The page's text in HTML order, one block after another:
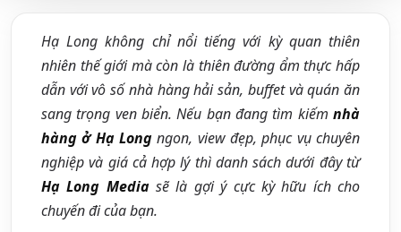
Hạ Long không chỉ nổi tiếng với kỳ quan thiên
nhiên thế giới mà còn là thiên đường ẩm thực hấp
dẫn với vô số nhà hàng hải sản, buffet và quán ăn
sang trọng ven biển. Nếu bạn đang tìm kiếm nhà
hàng ở Hạ Long ngon, view đẹp, phục vụ chuyên
nghiệp và giá cả hợp lý thì danh sách dưới đây từ
Hạ Long Mediasẽ là gợi ý cực kỳ hữu ích cho
chuyến đi của bạn.